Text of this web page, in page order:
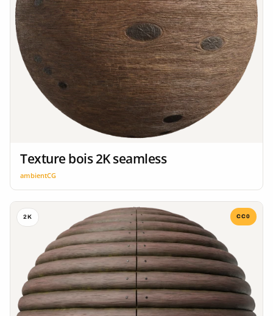
Texture bois 2K seamless
ambientCG
2K CC0